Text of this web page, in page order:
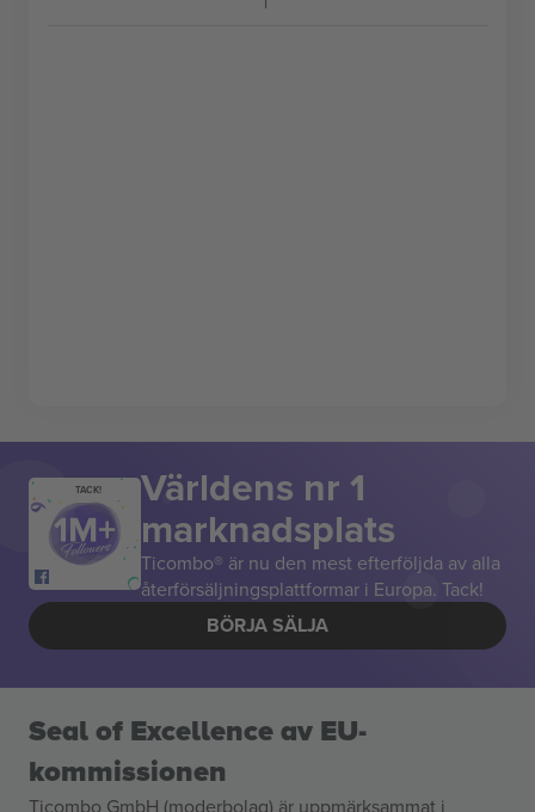
TACK! Världens nr 1
marknadsplats
Ticombo® är nu den mest efterföljda av alla
återförsäljningsplattformar i Europa. Tack!
BÖRJA SÄLJA
Seal of Excellence av EU-
kommissionen
Ticombo GmbH (moderbolag) är uppmärksammat i